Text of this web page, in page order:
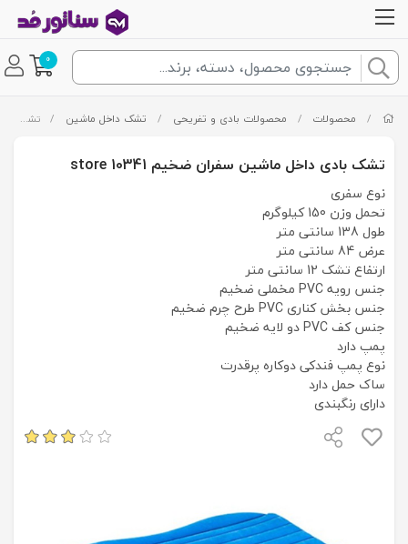
0
/ محصولات / محصولات بادی و تفریحی / تشک داخل ماشین / تشک بادی داخل ماشین سفران ضخیم store 10341
تشک بادی داخل ماشین سفران ضخیم store 10341
نوع سفری
تحمل وزن 150 کیلوگرم
طول 138 سانتی متر
عرض 84 سانتی متر
ارتفاع تشک 12 سانتی متر
جنس رویه PVC مخملی ضخیم
جنس بخش کناری PVC طرح چرم ضخیم
جنس کف PVC دو لایه ضخیم
پمپ دارد
نوع پمپ فندکی دوکاره پرقدرت
ساک حمل دارد
دارای رنگبندی